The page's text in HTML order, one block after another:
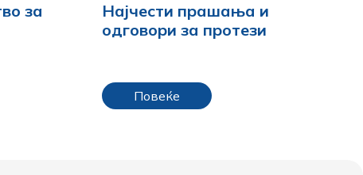
за
Најчести прашања и
одговори за протези
Повеќе